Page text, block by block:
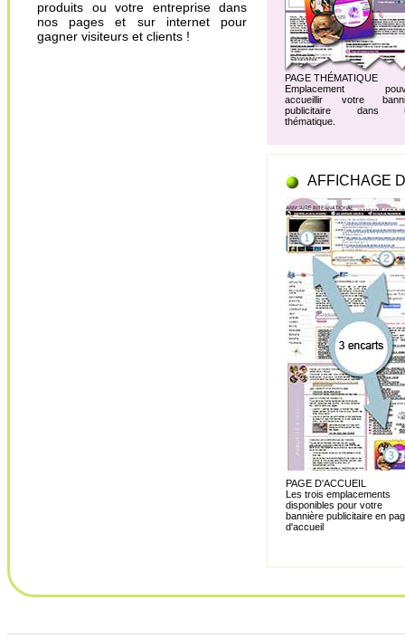
produits ou votre entreprise dans
nos pages et sur internet pour
gagner visiteurs et clients !
PAGE THÉMATIQUE
Emplacement
accueillir votre
publicitaire dans
thématique.
AFFICHAGE
PAGE D'ACCUEIL
Les trois emplacements
disponibles pour votre
bannière publicitaire en
d'accueil